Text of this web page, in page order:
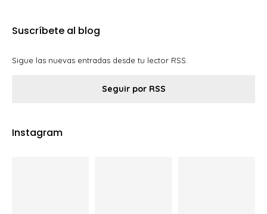
Suscríbete al blog
Sigue las nuevas entradas desde tu lector RSS.
Seguir por RSS
Instagram